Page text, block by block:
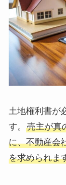
土地権利書が
す。 売主が真
に、不動産会
を求められま